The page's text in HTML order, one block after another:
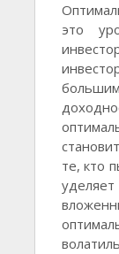
это
те, кто